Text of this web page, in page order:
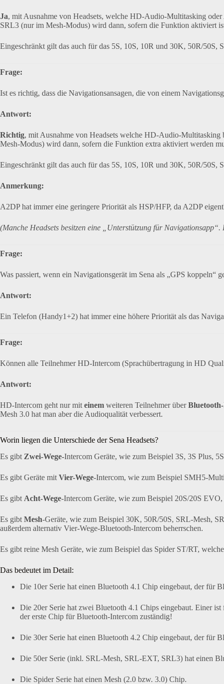
Ja, mit Ausnahme von Headsets, welche HD-Audio-Multitasking
SRL3 (nur im Mesh-Modus) wird dann, sofern die Funktion aktiviert
Eingeschränkt gilt das auch für das 5S, 10S, 10R und 30K, 50R/50S,
Frage:
Ist es richtig, dass die Navigationsansagen, die von einem
Antwort:
Richtig, mit Ausnahme von Headsets welche HD-Audio-
Mesh-Modus) wird dann, sofern die Funktion extra aktiviert werden
Eingeschränkt gilt das auch für das 5S, 10S, 10R und 30K, 50R/
Anmerkung:
A2DP hat immer eine geringere Priorität als HSP/HFP, da A2DP
(Manche Headsets besitzen eine „Unterstützung für
Frage:
Was passiert, wenn ein Navigationsgerät im Sena als „GPS
Antwort:
Ein Telefon (Handy1+2) hat immer eine höhere Priorität als das
Frage:
Können alle Teilnehmer HD-Intercom (Sprachübertragung in HD
Antwort:
HD-Intercom geht nur mit einem weiteren Teilnehmer über
Mesh 3.0 hat man aber die Audioqualität verbessert.
Worin liegen die Unterschiede der Sena Headsets?
Es gibt Zwei-Wege-Intercom Geräte, wie zum Beispiel 3S, 3S Plus,
Es gibt Geräte mit Vier-Wege-Intercom, wie zum Beispiel SMH5-
Es gibt Acht-Wege-Intercom Geräte, wie zum Beispiel 20S/20S
Es gibt Mesh-Geräte, wie zum Beispiel 30K, 50R/50S, SRL-Mesh,
außerdem alternativ Vier-Wege-Bluetooth-Intercom beherrschen.
Es gibt reine Mesh Geräte, wie zum Beispiel das Spider ST/RT,
Das bedeutet im Detail:
Die 10er Serie hat einen Bluetooth 4.1 Chip eingebaut, der für
Die 20er Serie hat zwei Bluetooth 4.1 Chips eingebaut. Einer
der erste Chip für Bluetooth-Intercom zuständig!
Die 30er Serie hat einen Bluetooth 4.2 Chip eingebaut, der für
Die 50er Serie (inkl. SRL-Mesh, SRL-EXT, SRL3) hat einen
Die Spider Serie hat einen Mesh (2.0 bzw. 3.0) Chip.